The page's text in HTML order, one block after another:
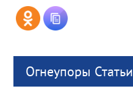
Огнеупоры Статьи